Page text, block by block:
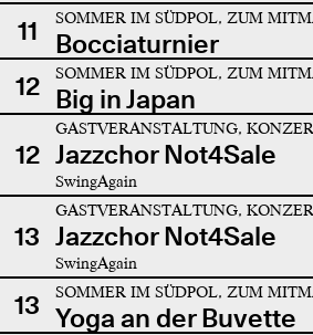
11 SOMMER IM SÜDPOL, ZUM
Bocciaturnier
12
SOMMER IM SÜDPOL, ZUM
Big in Japan
12
GASTVERANSTALTUNG,
Jazzchor Not4Sale
SwingAgain
13
GASTVERANSTALTUNG,
Jazzchor Not4Sale
SwingAgain
13 SOMMER IM SÜDPOL, ZUM
Yoga an der Buvette